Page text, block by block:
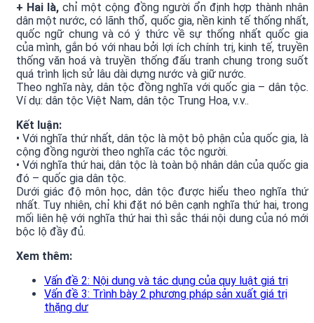
+ Hai là, chỉ một cộng đồng người ổn định hợp thành nhân
dân một nước, có lãnh thổ, quốc gia, nền kinh tế thống nhất,
quốc ngữ chung và có ý thức về sự thống nhất quốc gia
của mình, gắn bó với nhau bởi lợi ích chính trị, kinh tế, truyền
thống văn hoá và truyền thống đấu tranh chung trong suốt
quá trình lịch sử lâu dài dựng nước và giữ nước.
Theo nghĩa này, dân tộc đồng nghĩa với quốc gia – dân tộc.
Ví dụ: dân tộc Việt Nam, dân tộc Trung Hoa, v.v..
Kết luận:
• Với nghĩa thứ nhất, dân tộc là một bộ phận của quốc gia, là
cộng đồng người theo nghĩa các tộc người.
• Với nghĩa thứ hai, dân tộc là toàn bộ nhân dân của quốc gia
đó – quốc gia dân tộc.
Dưới giác độ môn học, dân tộc được hiểu theo nghĩa thứ
nhất. Tuy nhiên, chỉ khi đặt nó bên cạnh nghĩa thứ hai, trong
mối liên hệ với nghĩa thứ hai thì sắc thái nội dung của nó mới
bộc lộ đầy đủ.
Xem thêm:
Vấn đề 2: Nội dung và tác dụng của quy luật giá trị
Vấn đề 3: Trình bày 2 phương pháp sản xuất giá trị
thặng dư